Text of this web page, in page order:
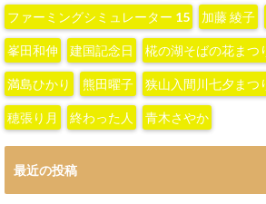
ファーミングシミュレーター 15 加藤 綾子‬
峯田和伸 建国記念日 椛の湖そばの花まつ
満島ひかり 熊田曜子 狭山入間川七夕まつ
穂張り月 終わった人 青木さやか
最近の投稿